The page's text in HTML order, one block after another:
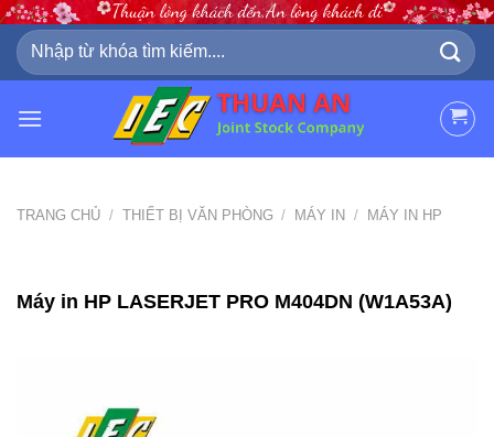
Skip
content
Tìm
kiếm:
TRANG CHỦ / THIẾT BỊ VĂN PHÒNG / MÁY IN / MÁY IN HP
Máy in HP LASERJET PRO M404DN (W1A53A)